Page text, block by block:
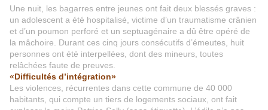
Une nuit, les bagarres entre jeunes ont fait deux blessés graves :
un adolescent a été hospitalisé, victime d’un traumatisme crânien
et d’un poumon perforé et un septuagénaire a dû être opéré de
la mâchoire. Durant ces cinq jours consécutifs d’émeutes, huit
personnes ont été interpellées, dont des mineurs, toutes
relâchées faute de preuves.
«Difficultés d’intégration»
Les violences, récurrentes dans cette commune de 40 000
habitants, qui compte un tiers de logements sociaux, ont fait